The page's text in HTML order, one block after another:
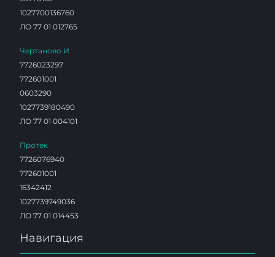
1027700136760
ЛО 77 01 012765
Чертаново И
7726023297
772601001
0603290
1027739180490
ЛО 77 01 004101
Протек
7726076940
772601001
16342412
1027739749036
ЛО 77 01 014453
Навигация